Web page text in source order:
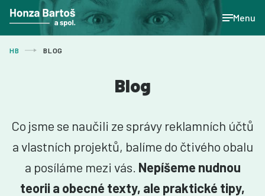
Menu
HB BLOG
Blog
Co jsme se naučili ze správy reklamních účtů
a vlastních projektů, balíme do čtivého obalu
a posíláme mezi vás. Nepíšeme nudnou
teorii a obecné texty, ale praktické tipy,